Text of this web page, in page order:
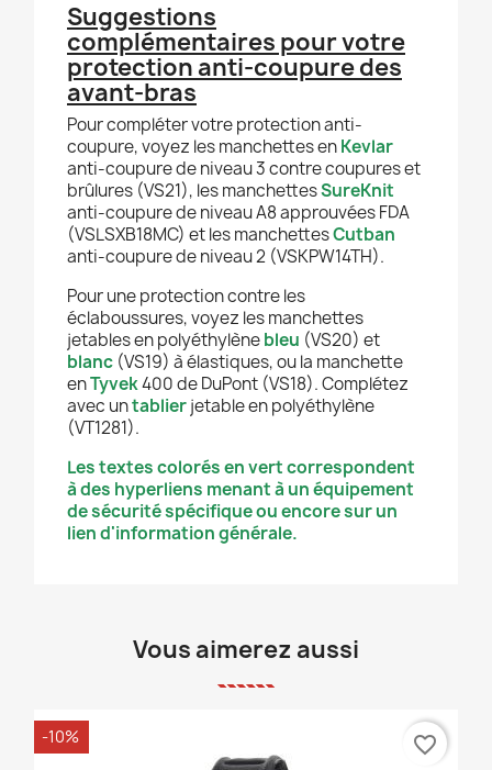
Suggestions
complémentaires pour votre
protection anti-coupure des
avant-bras
Pour compléter votre protection anti-
coupure, voyez les manchettes enKevlar
anti-coupure de niveau 3 contre coupures et
brûlures (VS21), les manchettesSureKnit
anti-coupure de niveau A8 approuvées FDA
(VSLSXB18MC) et les manchettesCutban
anti-coupure de niveau 2 (VSKPW14TH).
Pour une protection contre les
éclaboussures, voyez les manchettes
jetables en polyéthylènebleu (VS20) et
blanc (VS19) à élastiques, ou la manchette
enTyvek400 de DuPont (VS18). Complétez
avec untablierjetable en polyéthylène
(VT1281).
Les textes colorés en vert correspondent
à des hyperliens menant à un équipement
de sécurité spécifique ou encore sur un
lien d'information générale.
Vous aimerez aussi
-10% favorite_border